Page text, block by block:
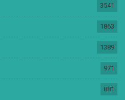
3541
1863
1389
971
881